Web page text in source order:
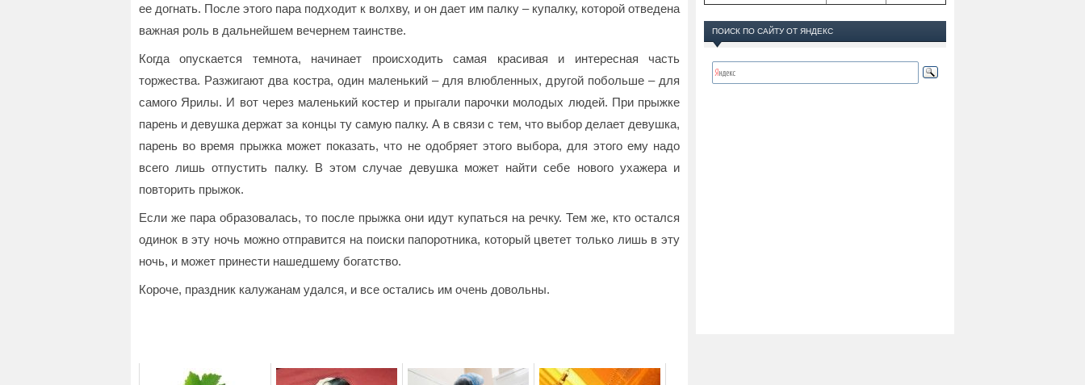
ее догнать. После этого пара подходит к волхву, и он дает им палку – купалку, которой отведена
важная роль в дальнейшем вечернем таинстве.
Когда опускается темнота, начинает происходить самая красивая и интересная часть
торжества. Разжигают два костра, один маленький – для влюбленных, другой побольше – для
самого Ярилы. И вот через маленький костер и прыгали парочки молодых людей. При прыжке
парень и девушка держат за концы ту самую палку. А в связи с тем, что выбор делает девушка,
парень во время прыжка может показать, что не одобряет этого выбора, для этого ему надо
всего лишь отпустить палку. В этом случае девушка может найти себе нового ухажера и
повторить прыжок.
Если же пара образовалась, то после прыжка они идут купаться на речку. Тем же, кто остался
одинок в эту ночь можно отправится на поиски папоротника, который цветет только лишь в эту
ночь, и может принести нашедшему богатство.
Короче, праздник калужанам удался, и все остались им очень довольны.
ПОИСК ПО САЙТУ ОТ ЯНДЕКС